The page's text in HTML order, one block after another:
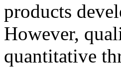
products
However,
quantitative